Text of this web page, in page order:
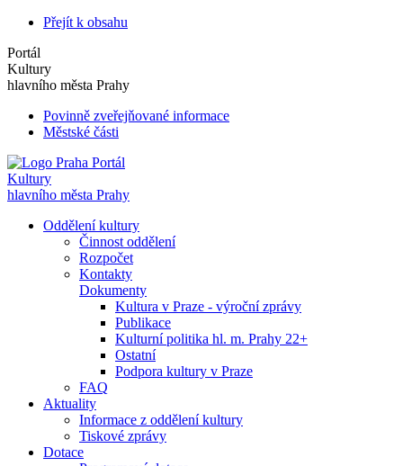
Přejít k obsahu
Portál
Kultury
hlavního města Prahy
Povinně zveřejňované informace
Městské části
Portál
Kultury
hlavního města Prahy
Oddělení kultury
Činnost oddělení
Rozpočet
Kontakty
Dokumenty
Kultura v Praze - výroční zprávy
Publikace
Kulturní politika hl. m. Prahy 22+
Ostatní
Podpora kultury v Praze
FAQ
Aktuality
Informace z oddělení kultury
Tiskové zprávy
Dotace